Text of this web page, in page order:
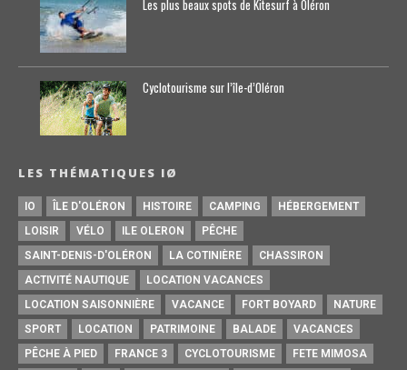
Les plus beaux spots de Kitesurf à Oléron
Cyclotourisme sur l’île-d’0léron
LES THÉMATIQUES IØ
IO ÎLE D'OLÉRON HISTOIRE CAMPING
HÉBERGEMENT
LOISIR
VÉLO ILE OLERON
PÊCHE
SAINT-DENIS-D'OLÉRON
LA COTINIÈRE
CHASSIRON
ACTIVITÉ NAUTIQUE
LOCATION VACANCES
LOCATION SAISONNIÈRE
VACANCE FORT BOYARD
NATURE
SPORT
LOCATION PATRIMOINE BALADE
VACANCES
PÊCHE À PIED
FRANCE 3 CYCLOTOURISME
FETE MIMOSA